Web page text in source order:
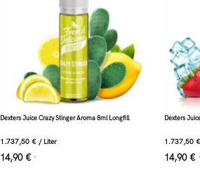
Dexters Juice Crazy Stinger Aroma 8ml Longfill
1.737,50 € / Liter
14,90 € *
Dexters
1.737,50 €
14,90 € *